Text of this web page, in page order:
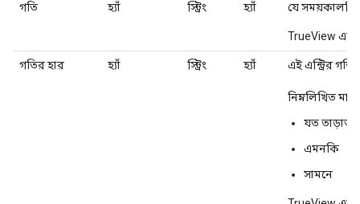
গতি হ্যাঁ স্ট্রিং হ্যাঁ যে সময়কালটি
TrueView
গতির হার হ্যাঁ স্ট্রিং হ্যাঁ এই এন্ট্রির
নিম্নলিখিত
যত
এমনকি
সামনে